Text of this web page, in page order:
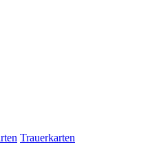
Trauerkarten